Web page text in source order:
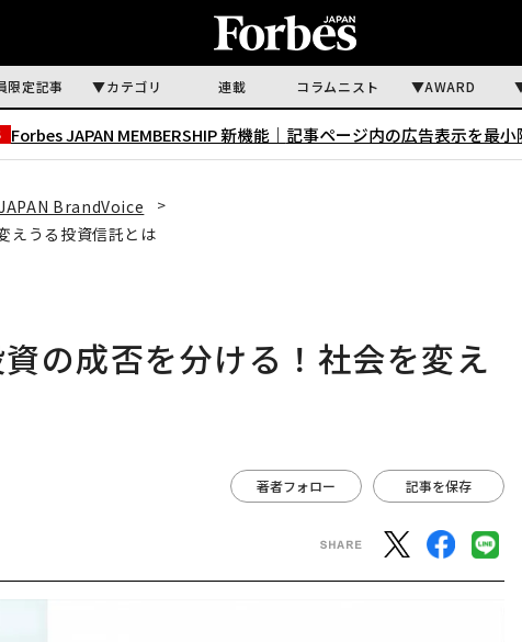
限定記事 カテゴリ 連載 コラムニスト AWARD
Forbes JAPAN MEMBERSHIP 新機能｜ 記事ページ内の広告表示を最
BrandVoice
えうる投資信託とは
の成否を分ける！社会を変え
著者フォロー 記事を保存